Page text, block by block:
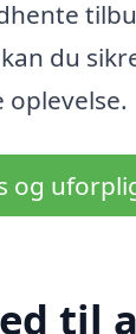
du
og
til